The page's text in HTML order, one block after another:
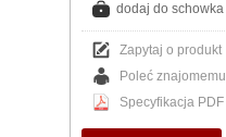
dodaj do schowka
Zapytaj o produkt
Poleć znajomemu
Specyfikacja PDF